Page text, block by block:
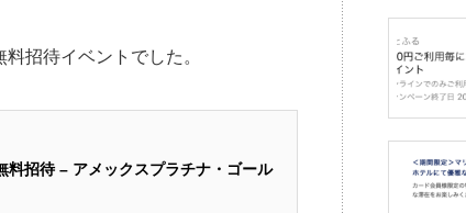
招待イベントでした。
料招待 – アメックスプラチナ・ゴール